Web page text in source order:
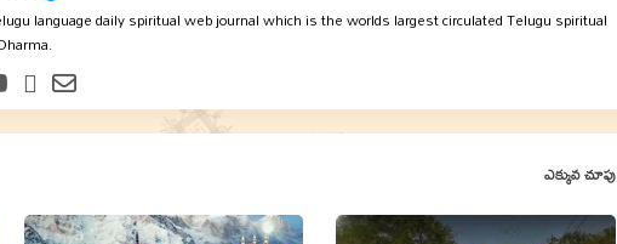
language daily spiritual web journal which is the worlds largest circulated Telugu spiritual
ఎక్కువ చూపు